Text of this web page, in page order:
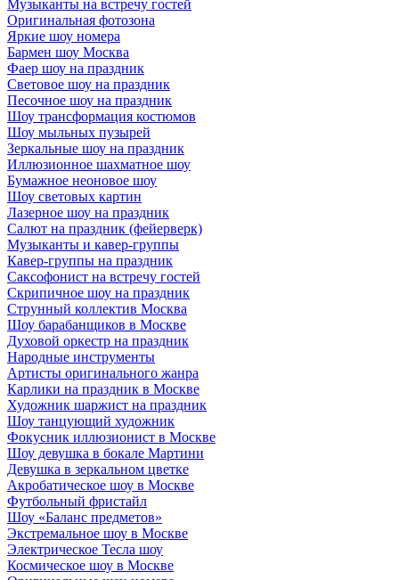
Музыканты на встречу гостей
Оригинальная фотозона
Яркие шоу номера
Бармен шоу Москва
Фаер шоу на праздник
Световое шоу на праздник
Песочное шоу на праздник
Шоу трансформация костюмов
Шоу мыльных пузырей
Зеркальные шоу на праздник
Иллюзионное шахматное шоу
Бумажное неоновое шоу
Шоу световых картин
Лазерное шоу на праздник
Салют на праздник (фейерверк)
Музыканты и кавер-группы
Кавер-группы на праздник
Саксофонист на встречу гостей
Скрипичное шоу на праздник
Струнный коллектив Москва
Шоу барабанщиков в Москве
Духовой оркестр на праздник
Народные инструменты
Артисты оригинального жанра
Карлики на праздник в Москве
Художник шаржист на праздник
Шоу танцующий художник
Фокусник иллюзионист в Москве
Шоу девушка в бокале Мартини
Девушка в зеркальном цветке
Акробатическое шоу в Москве
Футбольный фристайл
Шоу «Баланс предметов»
Экстремальное шоу в Москве
Электрическое Тесла шоу
Космическое шоу в Москве